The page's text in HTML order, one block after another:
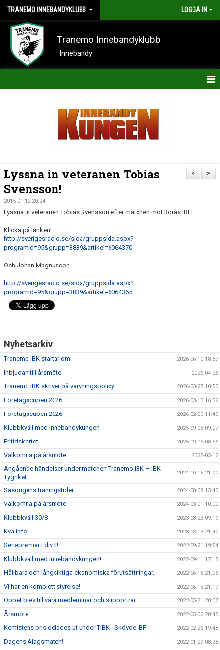
TRANEMO INNEBANDYKLUBB LOGGA IN
Tranemo Innebandyklubb
Innebandy
KALENDER
BILDER
DOKUMENT
VÅRA LAG
MATCHER
FÖRETAGSCUPEN 2026
TRÄNINGSTIDER 2025/26
FÖRENINGSDOMARE
>
<
Lyssna in veteranen Tobias
Svensson!
2015-01-12 20:24
Lyssna in veteranen Tobias Svensson efter matchen mot Borås IBF!
Klicka på länken!
http://sverigesradio.se/sida/gruppsida.aspx?
programid=95&grupp=3839&artikel=6064370
Och Johan Magnusson
http://sverigesradio.se/sida/gruppsida.aspx?
programid=95&grupp=3839&artikel=6064365
Nyhetsarkiv
Tranemo IBK startar om. 2026-06-10 18:57
Inbjudan till årsmöte 2026-04-26
Tranemo IBK skriver på värvningspolicy 2026-03-27 10:53
Företagscupen 2026 2026-03-13 16:36
Företagscupen 2026 2026-02-06 11:40
Klubbkväll med Innebandykungen 2025-09-05 09:07
Fritidskortet 2025-09-05 08:56
Välkomna på årsmöte 2025-05-12
Angående händelser under matchen Tranemo IBK – IBK
Tygriket
2024-10-15 21:00
Säsongens träningstider 2024-08-08 15:43
Välkomna på årsmöte 2024-03-01 10:00
Klubbkväll 30/8 2023-08-23 09:19
Kvalinfo 2023-03-13 21:40
Seriepremiär i div II! 2022-09-21 19:54
Klubbkväll med Innebandykungen! 2022-09-11 17:15
Hållbara och långsiktiga ekonomiska förutsättningar. 2022-06-15 21:06
Vi har en komplett styrelse! 2022-06-13 21:17
Öppet brev till våra medlemmar och supportrar 2022-05-31 20:07
Årsmöte 2022-05-02 20:45
Kemistens pris delades ut under TIBK - Skövde IBF 2022-02-26 19:48
Dagens Alagsmatch! 2022-01-29 08:28